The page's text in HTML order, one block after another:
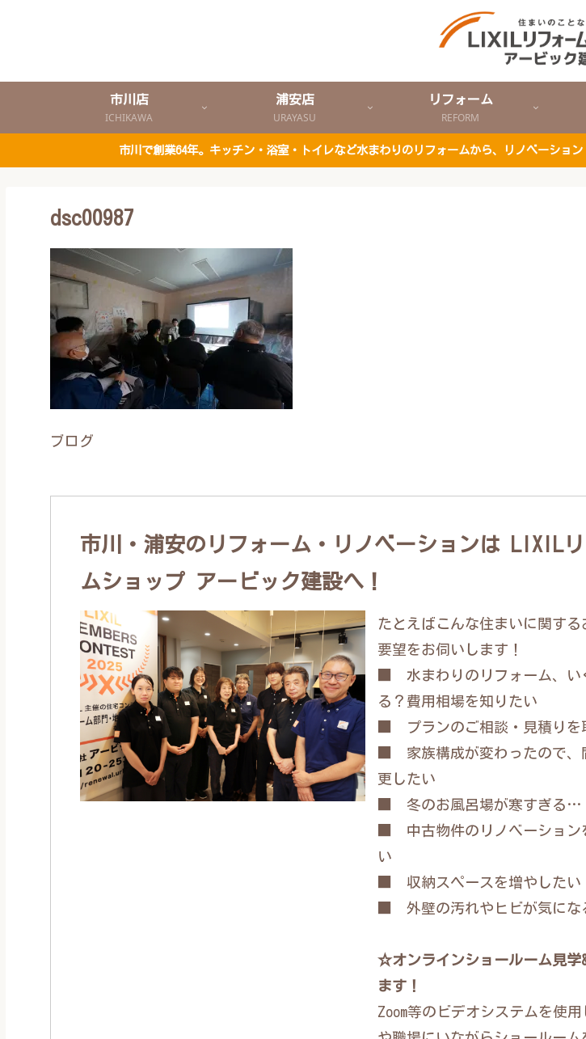
市川店
ICHIKAWA
浦安店
URAYASU
リフォーム
REFORM
市川で創業64年。キッチン・浴室・トイレなど水まわりのリフォームから、リノベーショ
dsc00987
ブログ
市川・浦安のリフォーム・リノベーションは LIXIL
ムショップ アービック建設へ！
たとえばこんな住まいに関する
要望をお伺いします！
■ 水まわりのリフォーム、い
る？費用相場を知りたい
■ プランのご相談・見積りを
■ 家族構成が変わったので、
更したい
■ 冬のお風呂場が寒すぎる…
■ 中古物件のリノベーション
い
■ 収納スペースを増やしたい
■ 外壁の汚れやヒビが気にな
☆オンラインショールーム見学
ます！
Zoom等のビデオシステムを使